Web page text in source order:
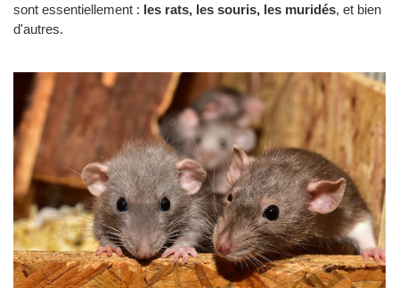
sont essentiellement : les rats, les souris, les muridés, et bien
d'autres.